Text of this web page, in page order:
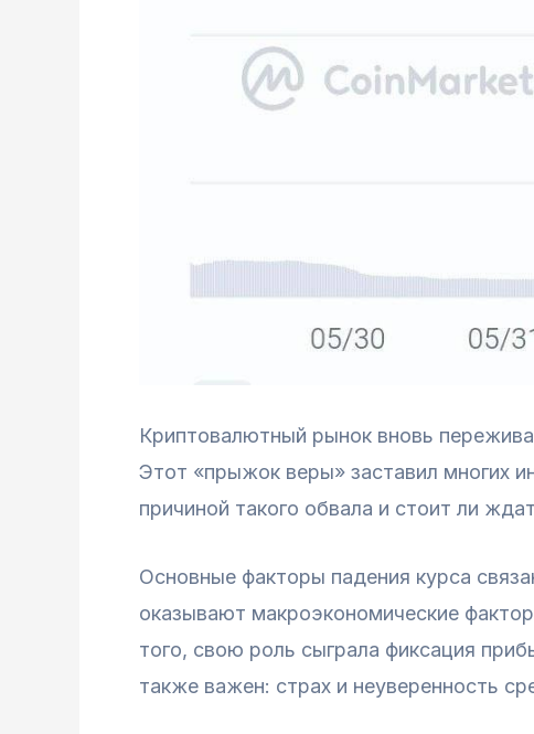
Криптовалютный рынок вновь
Этот «прыжок веры» заставил многих
причиной такого обвала и стоит ли
Основные факторы падения курса
оказывают макроэкономические
того, свою роль сыграла фиксация
также важен: страх и неуверенность